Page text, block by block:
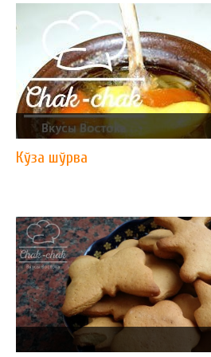
Кўза шўрва